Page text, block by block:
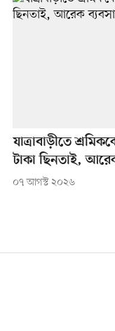
যাত্রাবাড়ীতে
টাকা ছিনতাই,
০৭ আগস্ট ২০২৬